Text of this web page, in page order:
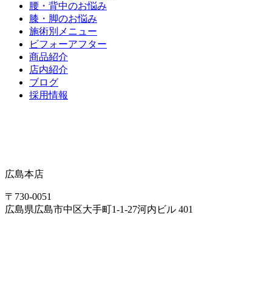
腰・背中のお悩み
膝・脚のお悩み
施術別メニュー
ビフォーアフター
商品紹介
店内紹介
ブログ
採用情報
広島本店
〒730-0051
広島県広島市中区大手町1-1-27河内ビル 401